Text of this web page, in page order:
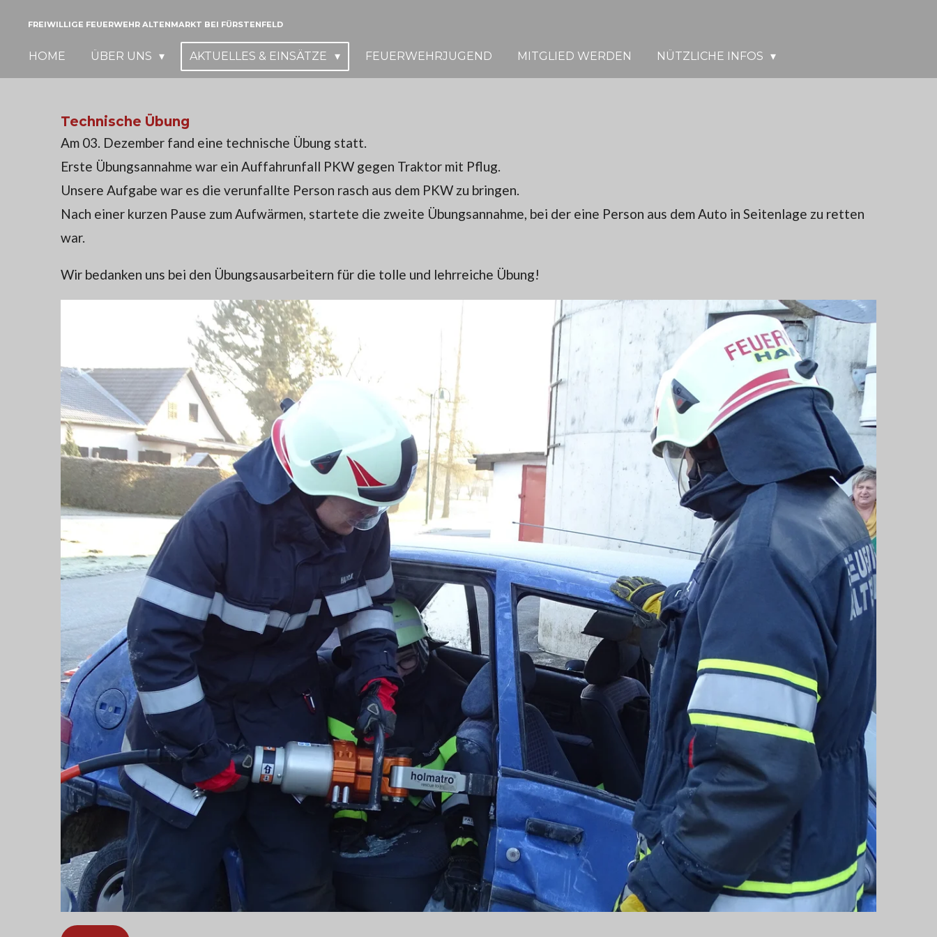
FREIWILLIGE FEUERWEHR ALTENMARKT BEI FÜRSTENFELD
HOME ÜBER UNS AKTUELLES & EINSÄTZE FEUERWEHRJUGEND MITGLIED WERDEN NÜTZLICHE INFOS
Technische Übung
Am 03. Dezember fand eine technische Übung statt.
Erste Übungsannahme war ein Auffahrunfall PKW gegen Traktor mit Pflug.
Unsere Aufgabe war es die verunfallte Person rasch aus dem PKW zu bringen.
Nach einer kurzen Pause zum Aufwärmen, startete die zweite Übungsannahme, bei der eine Person aus dem Auto in Seitenlage zu retten
war.
Wir bedanken uns bei den Übungsausarbeitern für die tolle und lehrreiche Übung!